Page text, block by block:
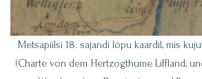
Metsapiilsi 18. sajandi lõpu kaardil, mis
(Charte von dem Hertzogthume Liffland,